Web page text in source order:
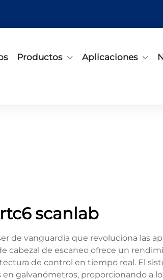
Productos Aplicaciones
rtc6 scanlab
de vanguardia que revoluciona las
cabezal de escaneo ofrece un
de control en tiempo real. El
galvanómetros, proporcionando a